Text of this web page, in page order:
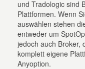
und Tradologic sind
Plattformen. Wenn
auswählen stehen
entweder um
jedoch auch Broker,
komplett eigene
Anyoption.